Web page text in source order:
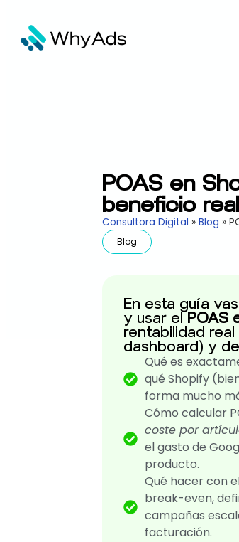
POAS en
beneficio real
Consultora Digital »Blog »
Blog
En esta guía
y usar elPOAS
rentabilidad real
dashboard) y
Qué es
qué Shopify
forma mucho
Cómo calcular
coste por
el gasto de
producto.
Qué hacer con
break-even,
campañas
facturación.